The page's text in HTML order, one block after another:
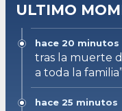
ULTIMO
hace 20 minutos
tras la muerte
a toda la familia”
hace 25 minutos